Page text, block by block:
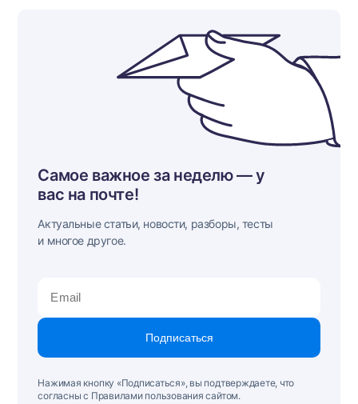
Самое важное за неделю — у
вас на почте!
Актуальные статьи, новости, разборы, тесты
и многое другое.
Подписаться
Нажимая кнопку «Подписаться», вы подтверждаете, что
согласны с Правилами пользования сайтом.